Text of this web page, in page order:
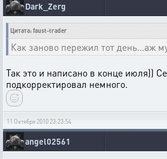
Dark_Zerg
Цитата: faust-trader
Как заново пережил тот день...аж
Так это и написано в конце июля))
подкорректировал немного.
11 Октября 2010 23:23:54
angel02561